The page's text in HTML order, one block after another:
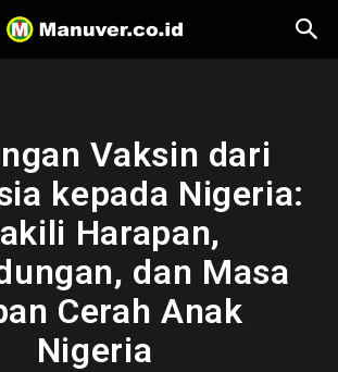
Vaksin dari
kepada Nigeria:
Harapan,
dan Masa
Cerah Anak
Nigeria